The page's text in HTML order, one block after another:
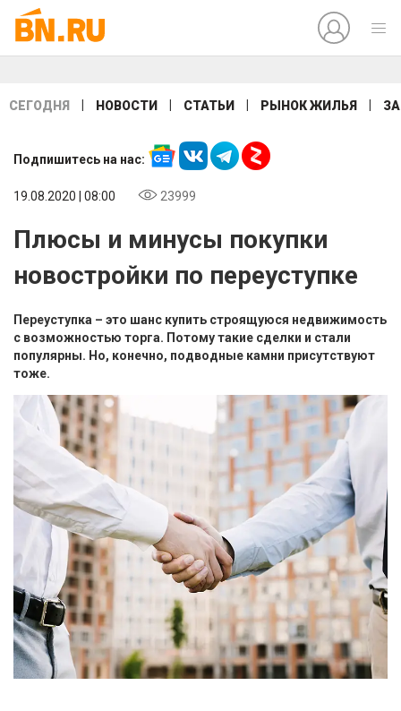
СЕГОДНЯ НОВОСТИ СТАТЬИ РЫНОК ЖИЛЬЯ
Подпишитесь на нас:
19.08.2020 | 08:00 23999
Плюсы и минусы покупки
новостройки по переуступке
Переуступка – это шанс купить строящуюся недвижимость
с возможностью торга. Потому такие сделки и стали
популярны. Но, конечно, подводные камни присутствуют
тоже.